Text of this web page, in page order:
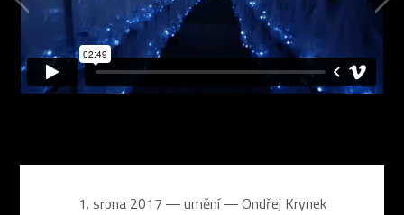
1. srpna 2017 ― umění ―Ondřej Krynek